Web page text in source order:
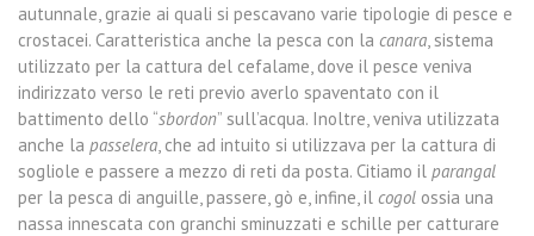
autunnale, grazie ai quali si pescavano varie tipologie di pesce e
crostacei. Caratteristica anche la pesca con la canara , sistema
utilizzato per la cattura del cefalame, dove il pesce veniva
indirizzato verso le reti previo averlo spaventato con il
battimento dello “sbordon” sull’acqua. Inoltre, veniva utilizzata
anche la passelera , che ad intuito si utilizzava per la cattura di
sogliole e passere a mezzo di reti da posta. Citiamo il parangal
per la pesca di anguille, passere, gò e, infine, il cogol ossia una
nassa innescata con granchi sminuzzati e schille per catturare